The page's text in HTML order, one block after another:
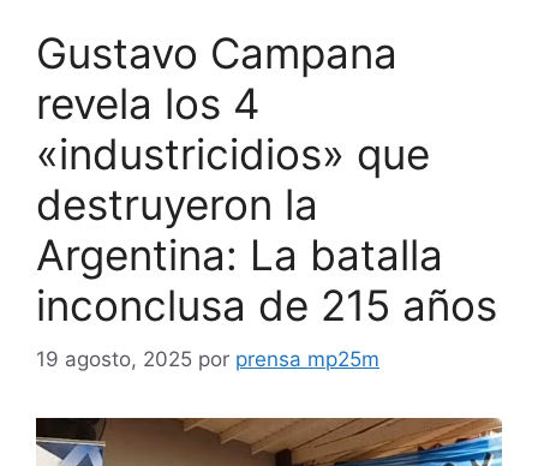
Gustavo Campana
revela los 4
«industricidios» que
destruyeron la
Argentina: La batalla
inconclusa de 215 años
19 agosto, 2025 por prensa mp25m